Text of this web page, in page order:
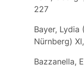
227
Bayer, Lydia
Nürnberg)
Bazzanella,